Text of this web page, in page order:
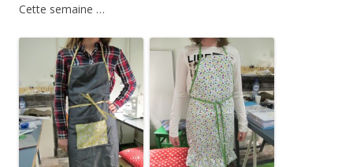
Cette semaine …